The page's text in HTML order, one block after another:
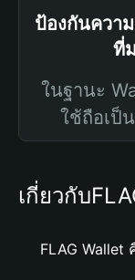
ป้องกันควา
ที่
ในฐานะ
ใช้ถือเป็
เกี่ยวกับ
FLAG Wallet